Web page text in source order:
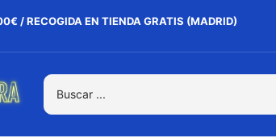
/ RECOGIDA EN TIENDA GRATIS (MADRID)